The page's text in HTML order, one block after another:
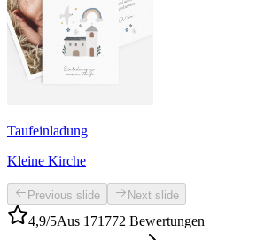
Taufeinladung
Kleine Kirche
Previous slide Next slide
4,9/5Aus 171772 Bewertungen